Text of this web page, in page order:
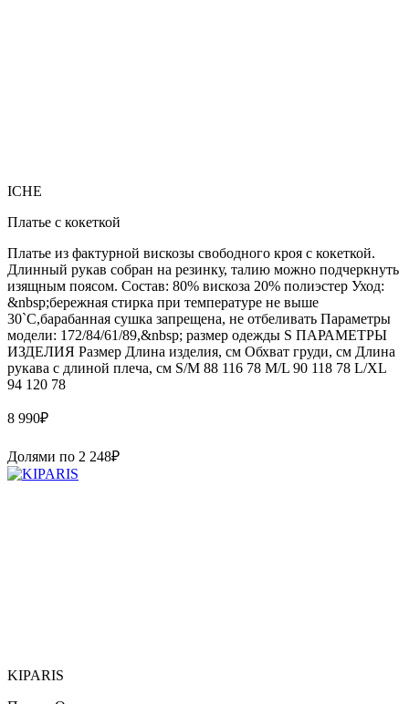
ICHE
Платье с кокеткой
Платье из фактурной вискозы свободного кроя с кокеткой.
Длинный рукав собран на резинку, талию можно подчеркнуть
изящным поясом. Состав: 80% вискоза 20% полиэстер Уход:
&nbsp;бережная стирка при температуре не выше
30`C,барабанная сушка запрещена, не отбеливать Параметры
модели: 172/84/61/89,&nbsp; размер одежды S ПАРАМЕТРЫ
ИЗДЕЛИЯ Размер Длина изделия, см Обхват груди, см Длина
рукава с длиной плеча, см S/M 88 116 78 M/L 90 118 78 L/XL
94 120 78
8 990₽
Долями по 2 248₽
KIPARIS